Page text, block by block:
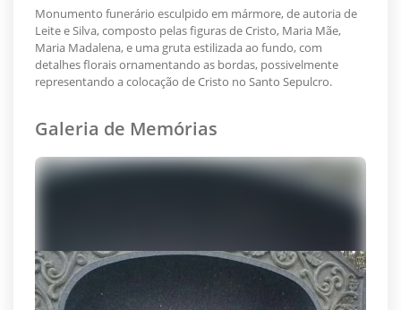
Monumento funerário esculpido em mármore, de autoria de
Leite e Silva, composto pelas figuras de Cristo, Maria Mãe,
Maria Madalena, e uma gruta estilizada ao fundo, com
detalhes florais ornamentando as bordas, possivelmente
representando a colocação de Cristo no Santo Sepulcro.
Galeria de Memórias